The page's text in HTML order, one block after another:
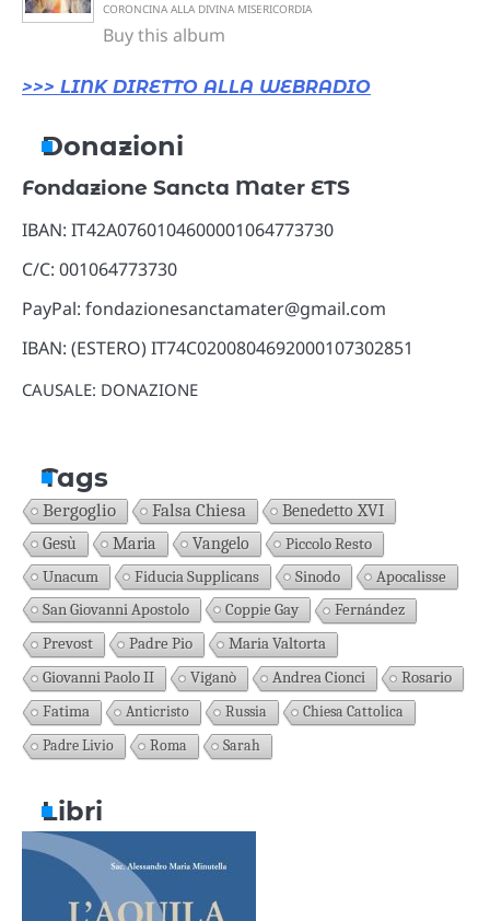
CORONCINA ALLA DIVINA MISERICORDIA
Buy this album
>>> LINK DIRETTO ALLA WEBRADIO
Donazioni
Fondazione Sancta Mater ETS
IBAN: IT42A0760104600001064773730
C/C: 001064773730
PayPal: fondazionesanctamater@gmail.com
IBAN: (ESTERO) IT74C0200804692000107302851
CAUSALE: DONAZIONE
Tags
Bergoglio Falsa Chiesa Benedetto XVI
Gesù Maria Vangelo
Piccolo Resto
Unacum
Fiducia Supplicans Sinodo
Apocalisse
San Giovanni Apostolo
Coppie Gay
Fernández
Prevost
Padre Pio
Maria Valtorta
Giovanni Paolo II
Viganò Andrea Cionci
Rosario
Fatima
Anticristo Russia
Chiesa Cattolica
Padre Livio
Roma Sarah
Libri